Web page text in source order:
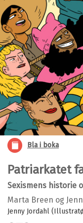
Bla i boka
Patriarkatet
Sexismens
Marta Breen og
Jenny Jordahl